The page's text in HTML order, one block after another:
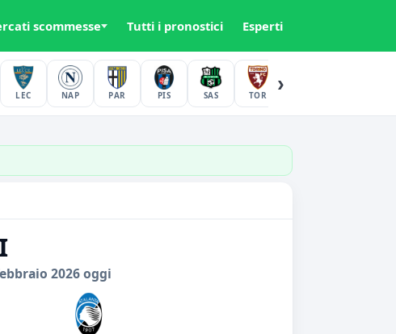
scommesse Tutti i pronostici Esperti
LEC NAP PAR PIS SAS TOR
›
2026 oggi